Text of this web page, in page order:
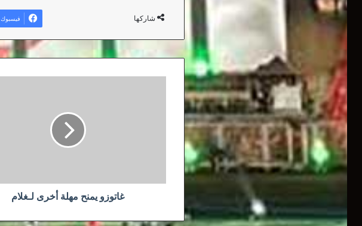
شاركها فيسبوك
غاتوزو يمنح مهلة أخرى لـغلام